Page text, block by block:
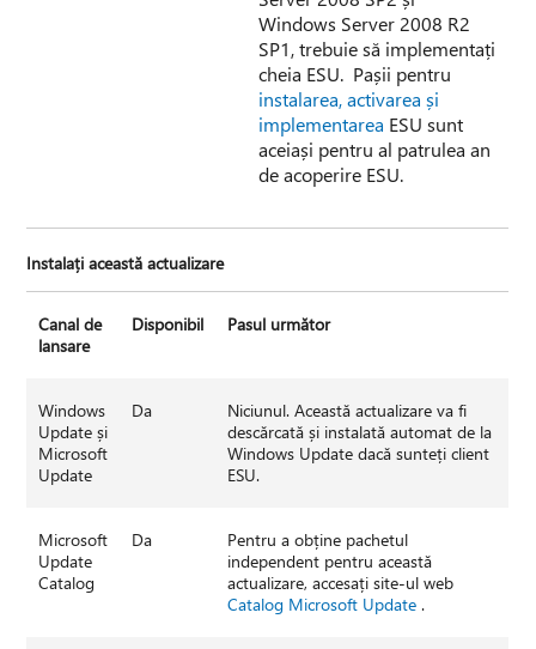
Windows Server 2008 R2
SP1, trebuie să implementați
cheia ESU. Pașii pentru
instalarea, activarea și
implementarea ESU sunt
aceiași pentru al patrulea an
de acoperire ESU.
Instalați această actualizare
Canal de
lansare
Disponibil Pasul următor
Windows
Update și
Microsoft
Update
Da
Niciunul. Această actualizare va fi
descărcată și instalată automat de la
Windows Update dacă sunteți client
ESU.
Microsoft
Update
Catalog
Da
Pentru a obține pachetul
independent pentru această
actualizare, accesați site-ul web
Catalog Microsoft Update .